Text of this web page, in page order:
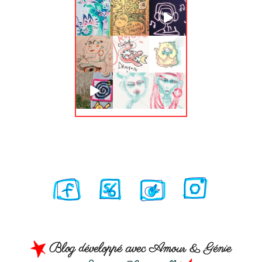
Blog développé avec Amour & Génie